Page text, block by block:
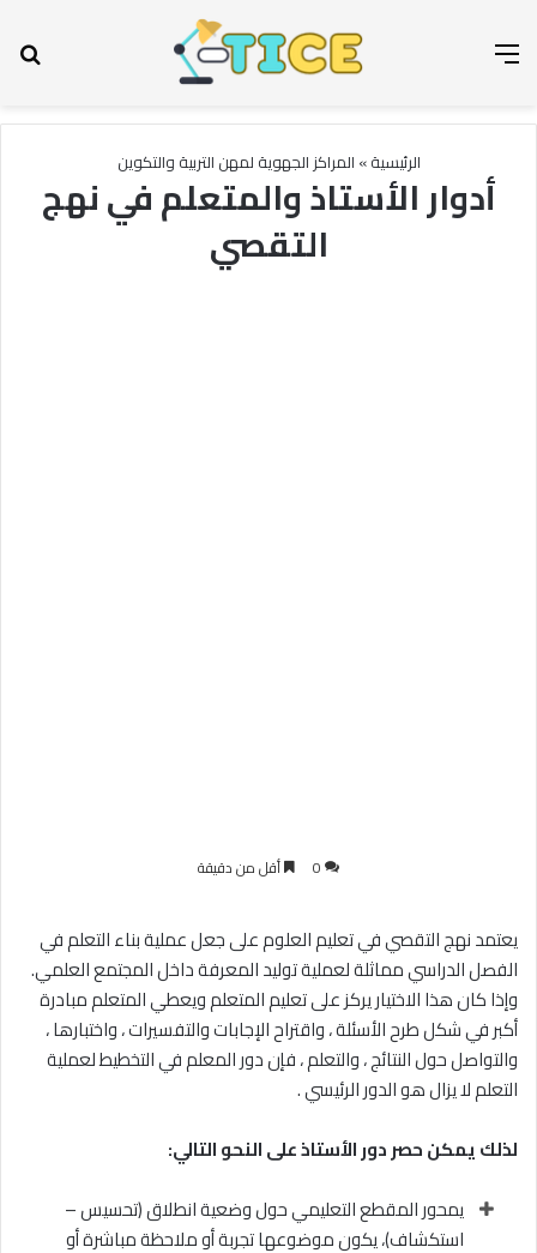
الرئيسية» المراكز الجهوية لمهن التربية والتكوين
أدوار الأستاذ والمتعلم في نهج
التقصي
0 أقل من دقيقة
يعتمد نهج التقصي في تعليم العلوم على جعل عملية بناء التعلم في
الفصل الدراسي مماثلة لعملية توليد المعرفة داخل المجتمع العلمي.
وإذا كان هذا الاختيار يركز على تعليم المتعلم ويعطي المتعلم مبادرة
أكبر في شكل طرح الأسئلة ، واقتراح الإجابات والتفسيرات ، واختبارها ،
والتواصل حول النتائج ، والتعلم ، فإن دور المعلم في التخطيط لعملية
التعلم لا يزال هو الدور الرئيسي .
لذلك يمكن حصر دور الأستاذ على النحو التالي:
يمحور المقطع التعليمي حول وضعية انطلاق (تحسيس –
استكشاف)، يكون موضوعها تجربة أو ملاحظة مباشرة أو